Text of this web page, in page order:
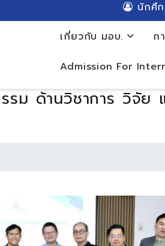
นักศึ
เกี่ยวกับ มอบ. ก
Admission For
ม ด้านวิชาการ วิจัย